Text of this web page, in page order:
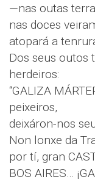
—nas outas
nas doces
atopará a
Dos seus outos
herdeiros:
“GALIZA
peixeiros,
deixáron-nos
Non lonxe da
por tí, gran
BOS AIRES…